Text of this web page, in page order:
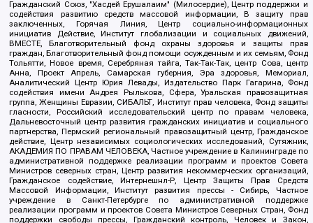
Гражданский Союз, "Хасдей Ерушалаим" (Милосердие), Центр поддержки и
содействия развитию средств массовой информации, В защиту прав
заключенных, Горячая Линия, Центр социально-информационных
инициатив Действие, Институт глобализации и социальных движений,
ВМЕСТЕ, Благотворительный фонд охраны здоровья и защиты прав
граждан, Благотворительный фонд помощи осужденным и их семьям, Фонд
Тольятти, Новое время, Серебряная тайга, Так-Так-Так, центр Сова, центр
Анна, Проект Апрель, Самарская губерния, Эра здоровья, Мемориал,
Аналитический Центр Юрия Левады, Издательство Парк Гагарина, Фонд
содействия имени Андрея Рылькова, Сфера, Уральская правозащитная
группа, Женщины Евразии, СИБАЛЬТ, Институт прав человека, Фонд защиты
гласности, Российский исследовательский центр по правам человека,
Дальневосточный центр развития гражданских инициатив и социального
партнерства, Пермский региональный правозащитный центр, Гражданское
действие, Центр независимых социологических исследований, Сутяжник,
АКАДЕМИЯ ПО ПРАВАМ ЧЕЛОВЕКА, Частное учреждение в Калининграде по
административной поддержке реализации программ и проектов Совета
Министров северных стран, Центр развития некоммерческих организаций,
Гражданское содействие, Интернешнл-Р, Центр Защиты Прав Средств
Массовой Информации, Институт развития прессы - Сибирь, Частное
учреждение в Санкт-Петербурге по административной поддержке
реализации программ и проектов Совета Министров Северных Стран, Фонд
поддержки свободы прессы, Гражданский контроль, Человек и Закон,